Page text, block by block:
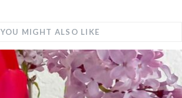
YOU MIGHT ALSO LIKE